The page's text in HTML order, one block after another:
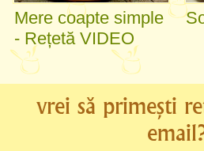
Mere coapte simple
- Rețetă VIDEO
vrei să primești